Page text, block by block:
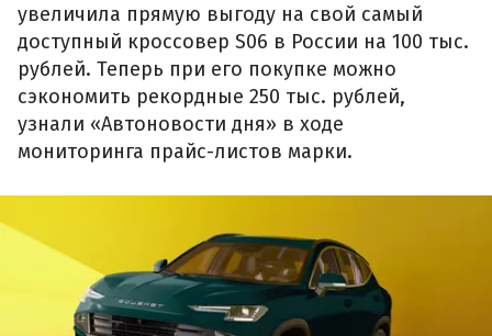
увеличила прямую выгоду на свой самый
доступный кроссовер S06 в России на 100 тыс.
рублей. Теперь при его покупке можно
сэкономить рекордные 250 тыс. рублей,
узнали «Автоновости дня» в ходе
мониторинга прайс-листов марки.